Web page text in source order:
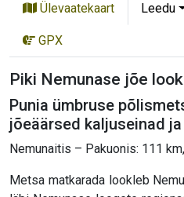
Ülevaatekaart Leedu
GPX
Piki Nemunase jõe
Punia ümbruse
jõeäärsed kaljuseinad
Nemunaitis – Pakuonis: 111
Metsa matkarada lookleb